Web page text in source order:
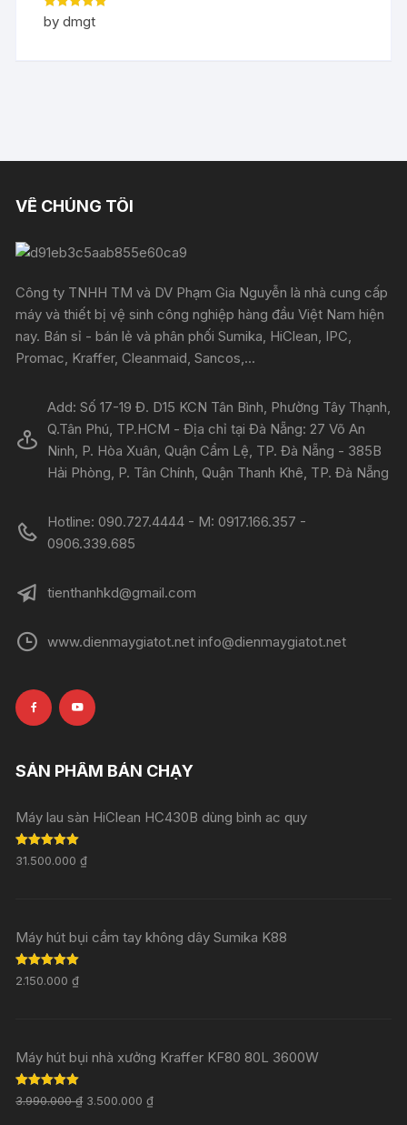
Rated5out
of 5
by dmgt
VỀ CHÚNG TÔI
Công ty TNHH TM và DV Phạm Gia Nguyễn là nhà cung cấp
máy và thiết bị vệ sinh công nghiệp hàng đầu Việt Nam hiện
nay. Bán sỉ - bán lẻ và phân phối Sumika, HiClean, IPC,
Promac, Kraffer, Cleanmaid, Sancos,...
Add: Số 17-19 Đ. D15 KCN Tân Bình, Phường Tây Thạnh,
Q.Tân Phú, TP.HCM - Địa chỉ tại Đà Nẵng: 27 Võ An
Ninh, P. Hòa Xuân, Quận Cẩm Lệ, TP. Đà Nẵng - 385B
Hải Phòng, P. Tân Chính, Quận Thanh Khê, TP. Đà Nẵng
Hotline: 090.727.4444 - M: 0917.166.357 -
0906.339.685
tienthanhkd@gmail.com
www.dienmaygiatot.net info@dienmaygiatot.net
SẢN PHẨM BÁN CHẠY
Máy lau sàn HiClean HC430B dùng bình ac quy
Rated5.00
out of 5
31.500.000₫
Máy hút bụi cầm tay không dây Sumika K88
Rated5.00
out of 5
2.150.000₫
Máy hút bụi nhà xưởng Kraffer KF80 80L 3600W
Rated 5.00
out of 5
3.990.000₫ 3.500.000₫